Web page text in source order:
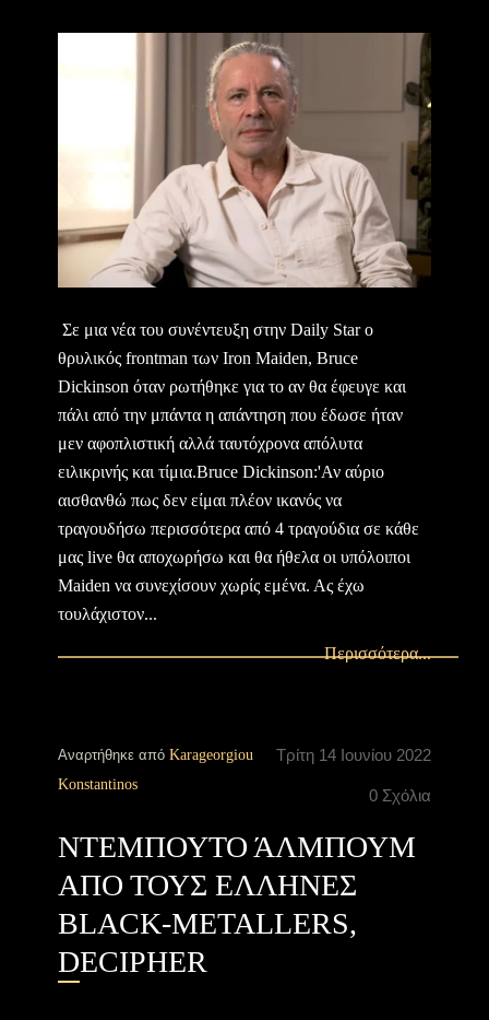
Σε μια νέα του συνέντευξη στην Daily Star ο
θρυλικός frontman των Iron Maiden, Βruce
Dickinson όταν ρωτήθηκε για το αν θα έφευγε και
πάλι από την μπάντα η απάντηση που έδωσε ήταν
μεν αφοπλιστική αλλά ταυτόχρονα απόλυτα
ειλικρινής και τίμια.Bruce Dickinson:'Αν αύριο
αισθανθώ πως δεν είμαι πλέον ικανός να
τραγουδήσω περισσότερα από 4 τραγούδια σε κάθε
μας live θα αποχωρήσω και θα ήθελα οι υπόλοιποι
Maiden να συνεχίσουν χωρίς εμένα. Ας έχω
τουλάχιστον...
Περισσότερα...
Τρίτη 14 Ιουνίου 2022
0 Σχόλια
Αναρτήθηκε από Karageorgiou
Konstantinos
ΝΤΕΜΠΟΥΤΟ ΆΛΜΠΟΥΜ
ΑΠΟ ΤΟΥΣ ΕΛΛΗΝΕΣ
BLACK-METALLERS,
DECIPHER